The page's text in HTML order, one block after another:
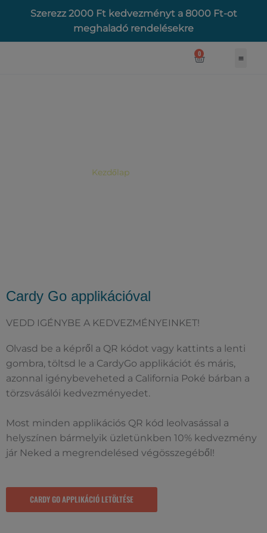
Szerezz 2000 Ft kedvezményt a 8000 Ft-ot
meghaladó rendelésekre
0
KOSÁR
Kezdőlap/ Cardy Go
Cardy Go applikációval
VEDD IGÉNYBE A KEDVEZMÉNYEINKET!
Olvasd be a képről a QR kódot vagy kattints a lenti
gombra, töltsd le a CardyGo applikációt és máris,
azonnal igénybeveheted a California Poké bárban a
törzsvásálói kedvezményedet.
Most minden applikációs QR kód leolvasással a
helyszínen bármelyik üzletünkben 10% kedvezmény
jár Neked a megrendelésed végösszegéből!
CARDY GO APPLIKÁCIÓ LETÖLTÉSE